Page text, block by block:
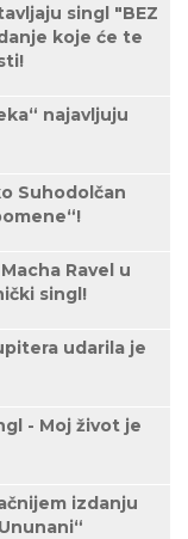
singl "BEZ
koje će te
najavljuju
Suhodolčan
Ravel u
singl!
udarila je
- Moj život je
izdanju